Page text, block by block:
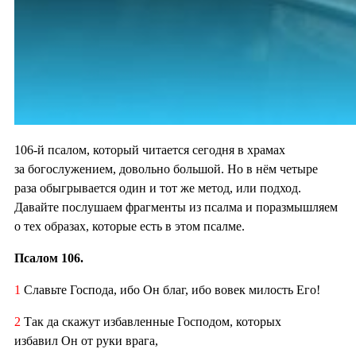
106-й псалом, который читается сегодня в храмах
за богослужением, довольно большой. Но в нём четыре
раза обыгрывается один и тот же метод, или подход.
Давайте послушаем фрагменты из псалма и поразмышляем
о тех образах, которые есть в этом псалме.
Псалом 106.
1 Славьте Господа, ибо Он благ, ибо вовек милость Его!
2 Так да скажут избавленные Господом, которых
избавил Он от руки врага,